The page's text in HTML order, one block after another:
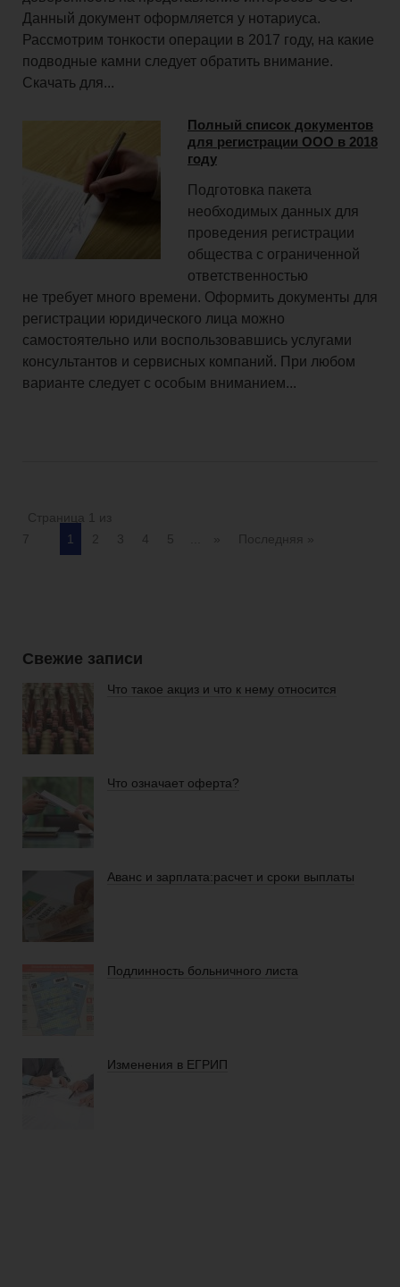
Данный документ оформляется у нотариуса.
Рассмотрим тонкости операции в 2017 году, на какие
подводные камни следует обратить внимание.
Скачать для...
Полный список документов
для регистрации ООО в 2018
году
Подготовка пакета
необходимых данных для
проведения регистрации
общества с ограниченной
ответственностью
не требует много времени. Оформить документы для
регистрации юридического лица можно
самостоятельно или воспользовавшись услугами
консультантов и сервисных компаний. При любом
варианте следует с особым вниманием...
Страница 1 из
7
1 3 4 5 » Последняя »
Свежие записи
Что такое акциз и что к нему относится
Что означает оферта?
Аванс и зарплата:расчет и сроки выплаты
Подлинность больничного листа
Изменения в ЕГРИП